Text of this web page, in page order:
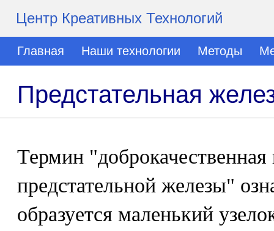
Центр Креативных Технологий
Главная Наши технологии Методы
Предстательная
Термин "доброкачественная
предстательной железы"
образуется маленький